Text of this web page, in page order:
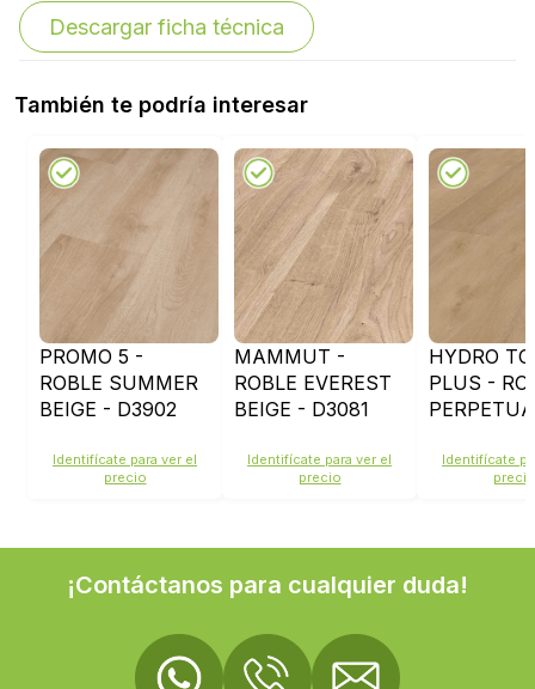
Descargar ficha técnica
También te podría interesar
PROMO 5 -
ROBLE SUMMER
BEIGE - D3902
Identifícate para ver el
precio
MAMMUT -
ROBLE EVEREST
BEIGE - D3081
Identifícate para ver el
precio
HYDRO
PLUS -
Identifícate
precio
¡Contáctanos para cualquier duda!